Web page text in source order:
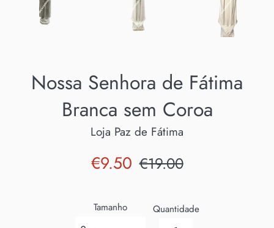
Nossa Senhora de Fátima
Branca sem Coroa
Loja Paz de Fátima
Preço
€9.50 Preço
€19.00
Tamanho Quantidade